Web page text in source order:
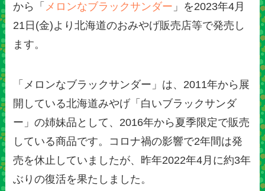
から「 メロンなブラックサンダー 」を2023年4月
21日(金)より北海道のおみやげ販売店等で発売し
ます。
「メロンなブラックサンダー」は、2011年から展
開している北海道みやげ「白いブラックサンダ
ー」の姉妹品として、2016年から夏季限定で販売
している商品です。コロナ禍の影響で2年間は発
売を休止していましたが、昨年2022年4月に約3年
ぶりの復活を果たしました。